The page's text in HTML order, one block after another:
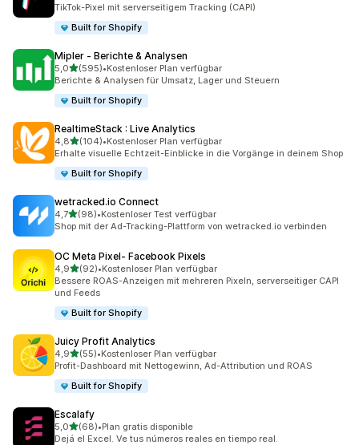
TikTok-Pixel mit serverseitigem Tracking (CAPI)
Built for Shopify
Mipler ‑ Berichte & Analysen
5,0von 5 Sternen
(595)
595 Rezensionen insgesamt
•Kostenloser Plan verfügbar
Berichte & Analysen für Umsatz, Lager und Steuern
Built for Shopify
RealtimeStack : Live Analytics
4,8von 5 Sternen
(104)
104 Rezensionen insgesamt
•Kostenloser Plan verfügbar
Erhalte visuelle Echtzeit-Einblicke in die Vorgänge in deinem Shop
Built for Shopify
wetracked.io Connect
4,7von 5 Sternen
(98)
98 Rezensionen insgesamt
•Kostenloser Test verfügbar
Shop mit der Ad-Tracking-Plattform von wetracked.io verbinden
OC Meta Pixel‑ Facebook Pixels
4,9von 5 Sternen
(92)
92 Rezensionen insgesamt
•Kostenloser Plan verfügbar
Bessere ROAS-Anzeigen mit mehreren Pixeln, serverseitiger CAPI
und Feeds
Built for Shopify
Juicy Profit Analytics
4,9von 5 Sternen
(55)
55 Rezensionen insgesamt
•Kostenloser Plan verfügbar
Profit-Dashboard mit Nettogewinn, Ad-Attribution und ROAS
Built for Shopify
Escalafy
5,0von 5 Sternen
(68)
68 Rezensionen insgesamt
•Plan gratis disponible
Dejá el Excel. Ve tus números reales en tiempo real.